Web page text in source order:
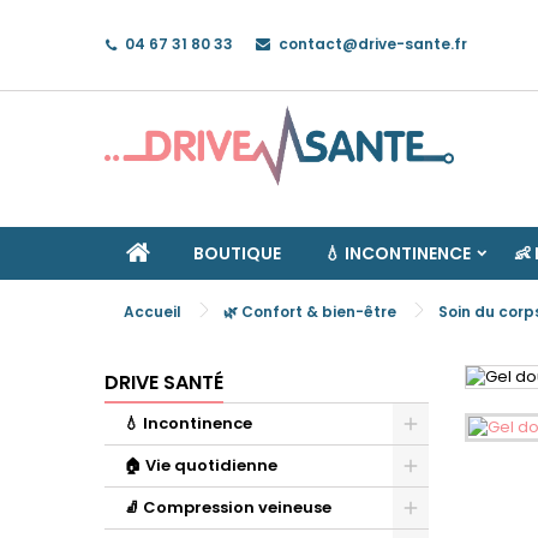
04 67 31 80 33 contact@drive-sante.fr
BOUTIQUE 💧 INCONTINENCE 👶
Accueil 🌿 Confort & bien-être Soin du
DRIVE SANTÉ
💧 Incontinence
🏠 Vie quotidienne
🧦 Compression veineuse